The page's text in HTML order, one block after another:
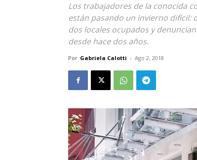
Los trabajadores de la conocida
están pasando un invierno difícil:
dos locales ocupados y
desde hace dos años.
Por Gabriela Calotti - Ago 2, 2018